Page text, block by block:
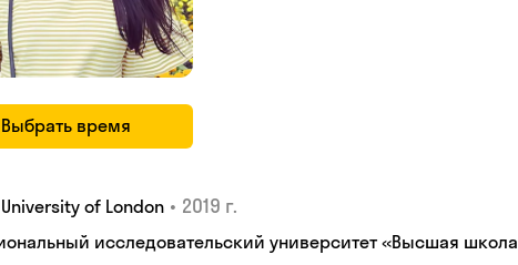
Выбрать время
University of London • 2019 г.
исследовательский университет «Высшая